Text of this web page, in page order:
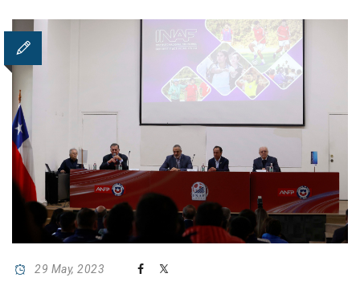
29 May, 2023